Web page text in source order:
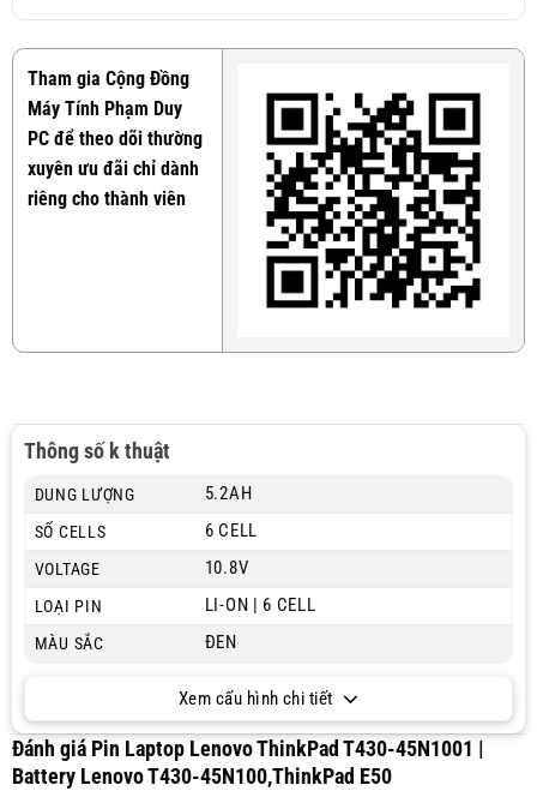
Tham gia Cộng Đồng
Máy Tính Phạm Duy
PC để theo dõi thường
xuyên ưu đãi chỉ dành
riêng cho thành viên
Thông số k thuật
DUNG LƯỢNG 5.2AH
SỐ CELLS 6 CELL
VOLTAGE 10.8V
LOẠI PIN LI-ON | 6 CELL
MÀU SẮC ĐEN
Xem cấu hình chi tiết
Đánh giá Pin Laptop Lenovo ThinkPad T430-45N1001 |
Battery Lenovo T430-45N100,ThinkPad E50